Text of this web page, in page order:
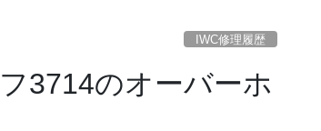
IWC修理履歴
3714のオーバーホ